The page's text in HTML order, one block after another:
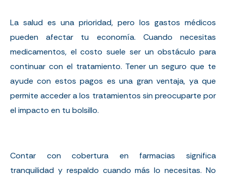
La salud es una prioridad, pero los gastos médicos
pueden afectar tu economía. Cuando necesitas
medicamentos, el costo suele ser un obstáculo para
continuar con el tratamiento. Tener un seguro que te
ayude con estos pagos es una gran ventaja, ya que
permite acceder a los tratamientos sin preocuparte por
el impacto en tu bolsillo.
Contar con cobertura en farmacias significa
tranquilidad y respaldo cuando más lo necesitas. No